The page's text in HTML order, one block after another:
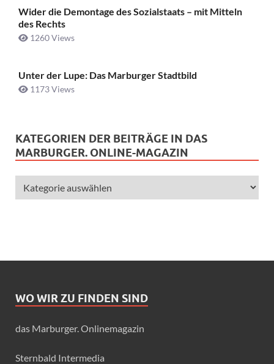
Wider die Demontage des Sozialstaats – mit Mitteln
des Rechts
1260 Views
Unter der Lupe: Das Marburger Stadtbild
1173 Views
KATEGORIEN DER BEITRÄGE IN DAS
MARBURGER. ONLINE-MAGAZIN
WO WIR ZU FINDEN SIND
das Marburger. Onlinemagazin
Sternbald Intermedia